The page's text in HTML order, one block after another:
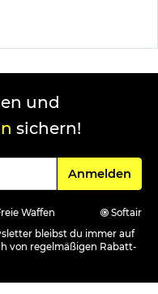
und
sichern!
Für den
Anmelden
Waffen
Softair
bleibst du immer auf
von regelmäßigen Rabatt-